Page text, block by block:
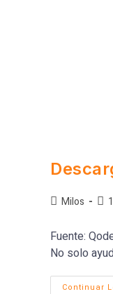
Milos
Fuente:
No solo
Continuar